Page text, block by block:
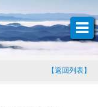
【返回列表】